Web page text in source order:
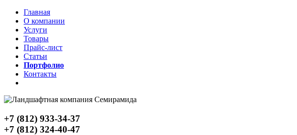
Главная
О компании
Услуги
Товары
Прайс-лист
Статьи
Портфолио
Контакты
+7 (812) 933-34-37
+7 (812) 324-40-47